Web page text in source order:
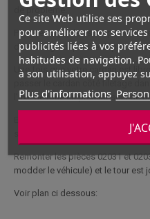
Ce site Web utilise ses
pour améliorer nos
publicités liées à vos
habitudes de navigation.
à son utilisation, appuyez
Plus d'informations
de problème.
Pour ceux qui n'en sont pas
démontage depuis le départ.
Une fois que votre cardan est
passer le cardan côté filetage
l'axe de roue en prenant soin de
sur le steering hub du différentiel.
Remonter les pièces 02031 et
modder le véhicule) et le tour est
Voir plan ci dessous: